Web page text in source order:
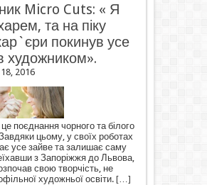
Micro Cuts: « Я
та на піку
покинув усе
художником».
2016
це поєднання чорного та білого
цьому, у своїх роботах
усе зайве та залишає саму
з Запоріжжя до Львова,
свою творчість, не
художньої освіти. […]